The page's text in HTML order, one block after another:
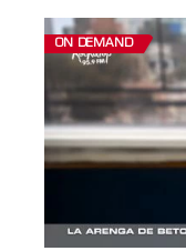
ON DEMAND